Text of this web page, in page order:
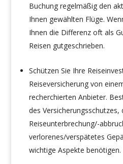
Buchung regelmäßig den
Ihnen gewählten Flüge.
Ihnen die Differenz oft als
Reisen gutgeschrieben.
Schützen Sie Ihre
Reiseversicherung von
recherchierten Anbieter.
des Versicherungsschutzes,
Reiseunterbrechung/-
verlorenes/verspätetes
wichtige Aspekte benötigen.